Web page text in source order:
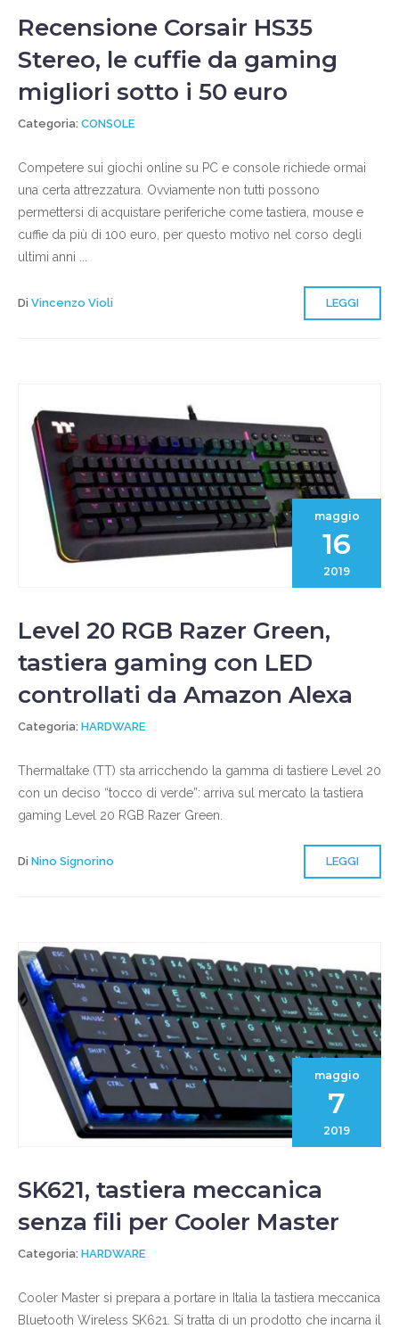
Recensione Corsair HS35
Stereo, le cuffie da gaming
migliori sotto i 50 euro
Categoria: CONSOLE
Competere sui giochi online su PC e console richiede ormai
una certa attrezzatura. Ovviamente non tutti possono
permettersi di acquistare periferiche come tastiera, mouse e
cuffie da più di 100 euro, per questo motivo nel corso degli
ultimi anni ...
Di Vincenzo Violi LEGGI
maggio
16
2019
Level 20 RGB Razer Green,
tastiera gaming con LED
controllati da Amazon Alexa
Categoria: HARDWARE
Thermaltake (TT) sta arricchendo la gamma di tastiere Level 20
con un deciso “tocco di verde”: arriva sul mercato la tastiera
gaming Level 20 RGB Razer Green.
Di Nino Signorino LEGGI
maggio
7
2019
SK621, tastiera meccanica
senza fili per Cooler Master
Categoria: HARDWARE
Cooler Master si prepara a portare in Italia la tastiera meccanica
Bluetooth Wireless SK621. Si tratta di un prodotto che incarna il